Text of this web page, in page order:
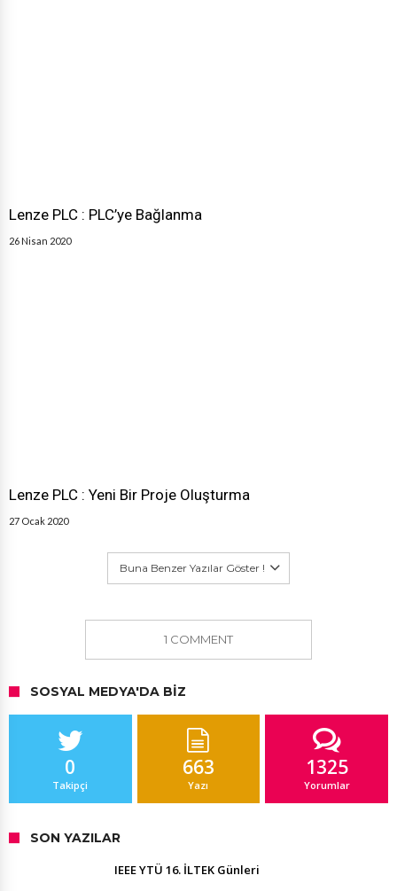
Lenze PLC : PLC’ye Bağlanma
26 Nisan 2020
Lenze PLC : Yeni Bir Proje Oluşturma
27 Ocak 2020
Buna Benzer Yazılar Göster !
1 COMMENT
SOSYAL MEDYA'DA BIZ
0
Takipçi
663
Yazı
1325
Yorumlar
SON YAZILAR
IEEE YTÜ 16. İLTEK Günleri